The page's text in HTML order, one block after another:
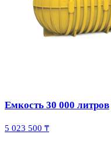
Емкость 30 000 литров
5 023 500 ₸